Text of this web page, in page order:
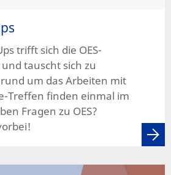
trifft sich die OES-
tauscht sich zu
um das Arbeiten mit
Treffen finden einmal im
Fragen zu OES?